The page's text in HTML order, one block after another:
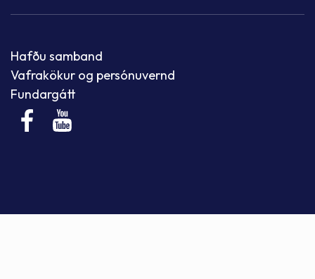
Hafðu samband
Vafrakökur og persónuvernd
Fundargátt